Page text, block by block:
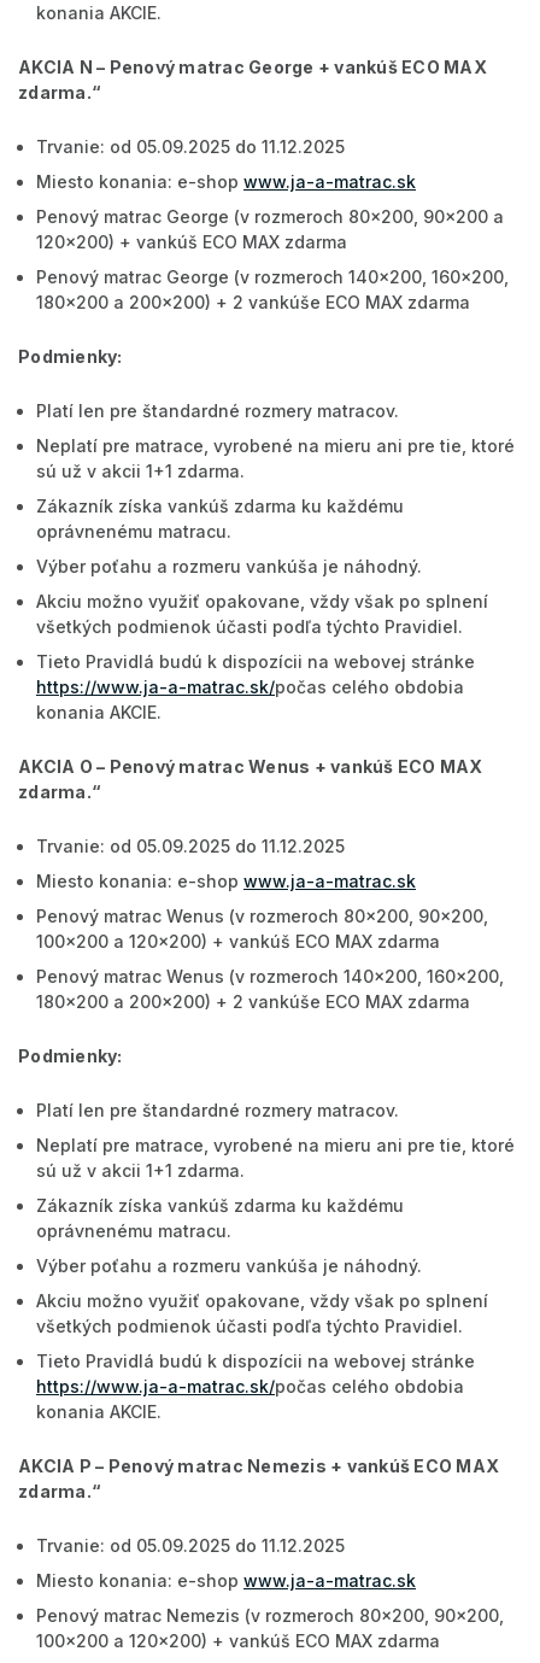
konania AKCIE.
AKCIA N – Penový matrac George + vankúš ECO MAX
zdarma.“
Trvanie: od 05.09.2025 do 11.12.2025
Miesto konania: e-shop www.ja-a-matrac.sk
Penový matrac George (v rozmeroch 80x200, 90x200 a
120x200) + vankúš ECO MAX zdarma
Penový matrac George (v rozmeroch 140x200, 160x200,
180x200 a 200x200) + 2 vankúše ECO MAX zdarma
Podmienky:
Platí len pre štandardné rozmery matracov.
Neplatí pre matrace, vyrobené na mieru ani pre tie, ktoré
sú už v akcii 1+1 zdarma.
Zákazník získa vankúš zdarma ku každému
oprávnenému matracu.
Výber poťahu a rozmeru vankúša je náhodný.
Akciu možno využiť opakovane, vždy však po splnení
všetkých podmienok účasti podľa týchto Pravidiel.
Tieto Pravidlá budú k dispozícii na webovej stránke
https://www.ja-a-matrac.sk/počas celého obdobia
konania AKCIE.
AKCIA O – Penový matrac Wenus + vankúš ECO MAX
zdarma.“
Trvanie: od 05.09.2025 do 11.12.2025
Miesto konania: e-shop www.ja-a-matrac.sk
Penový matrac Wenus (v rozmeroch 80x200, 90x200,
100x200 a 120x200) + vankúš ECO MAX zdarma
Penový matrac Wenus (v rozmeroch 140x200, 160x200,
180x200 a 200x200) + 2 vankúše ECO MAX zdarma
Podmienky:
Platí len pre štandardné rozmery matracov.
Neplatí pre matrace, vyrobené na mieru ani pre tie, ktoré
sú už v akcii 1+1 zdarma.
Zákazník získa vankúš zdarma ku každému
oprávnenému matracu.
Výber poťahu a rozmeru vankúša je náhodný.
Akciu možno využiť opakovane, vždy však po splnení
všetkých podmienok účasti podľa týchto Pravidiel.
Tieto Pravidlá budú k dispozícii na webovej stránke
https://www.ja-a-matrac.sk/počas celého obdobia
konania AKCIE.
AKCIA P – Penový matrac Nemezis + vankúš ECO MAX
zdarma.“
Trvanie: od 05.09.2025 do 11.12.2025
Miesto konania: e-shop www.ja-a-matrac.sk
Penový matrac Nemezis (v rozmeroch 80x200, 90x200,
100x200 a 120x200) + vankúš ECO MAX zdarma